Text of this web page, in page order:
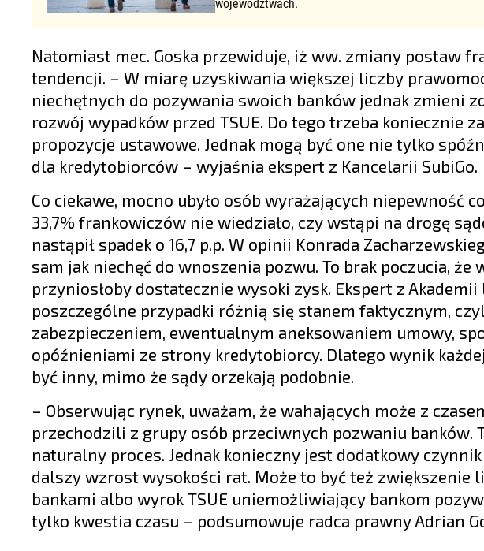
województwach.
Natomiast mec. Goska przewiduje, iż ww. zmiany postaw
tendencji. – W miarę uzyskiwania większej liczby
niechętnych do pozywania swoich banków jednak zmieni
rozwój wypadków przed TSUE. Do tego trzeba koniecznie
propozycje ustawowe. Jednak mogą być one nie tylko
dla kredytobiorców – wyjaśnia ekspert z Kancelarii SubiGo.
Co ciekawe, mocno ubyło osób wyrażających niepewność
33,7% frankowiczów nie wiedziało, czy wstąpi na drogę
nastąpił spadek o 16,7 p.p. W opinii Konrada
sam jak niechęć do wnoszenia pozwu. To brak poczucia,
przyniosłoby dostatecznie wysoki zysk. Ekspert z
poszczególne przypadki różnią się stanem faktycznym,
zabezpieczeniem, ewentualnym aneksowaniem umowy,
opóźnieniami ze strony kredytobiorcy. Dlatego wynik
być inny, mimo że sądy orzekają podobnie.
– Obserwując rynek, uważam, że wahających może z
przechodzili z grupy osób przeciwnych pozwaniu banków.
naturalny proces. Jednak konieczny jest dodatkowy
dalszy wzrost wysokości rat. Może to być też zwiększenie
bankami albo wyrok TSUE uniemożliwiający bankom
tylko kwestia czasu – podsumowuje radca prawny Adrian